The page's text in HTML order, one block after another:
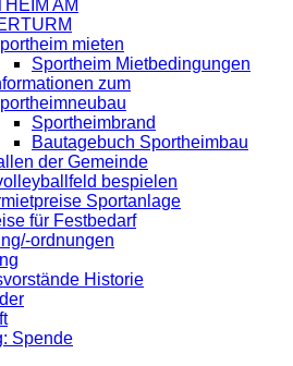
AM
mieten
Sportheim Mietbedingungen
zum
Sportheimbrand
Bautagebuch Sportheimbau
der Gemeinde
bespielen
Sportanlage
für Festbedarf
ordnungen
Historie
Spende